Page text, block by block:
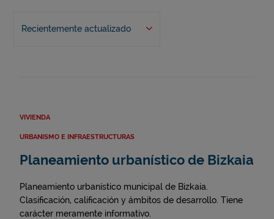
Recientemente actualizado
VIVIENDA
URBANISMO E INFRAESTRUCTURAS
Planeamiento urbanístico de Bizkaia
Planeamiento urbanístico municipal de Bizkaia.
Clasificación, calificación y ámbitos de desarrollo. Tiene
carácter meramente informativo.